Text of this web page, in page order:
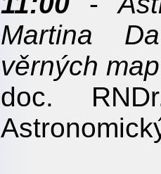
Martina
věrných
doc.